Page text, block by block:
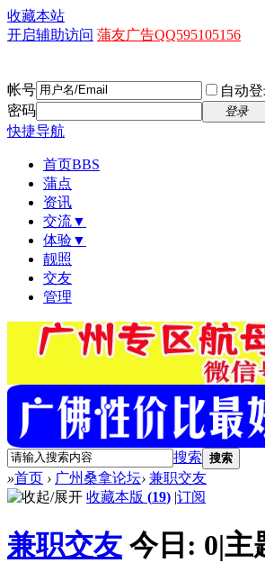
收藏本站
开启辅助访问 蒲友广告QQ595105156
帐号 自动
密码
登录
快捷导航
首页BBS
蒲点
资讯
交流▼
体验▼
靓照
交友
管理
搜索 搜索
»首页 › 广州桑拿论坛› 兼职交友
收藏本版 (19) |订阅
兼职交友 今日: 0|主